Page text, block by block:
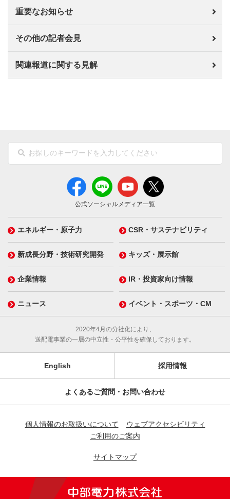
重要なお知らせ
その他の記者会見
関連報道に関する見解
公式ソーシャルメディア一覧
エネルギー・原子力 CSR・サステナビリティ
新成長分野・技術研究開発 キッズ・展示館
企業情報 IR・投資家向け情報
ニュース イベント・スポーツ・CM
2020年4月の分社化により、
送配電事業の一層の中立性・公平性を確保しております。
English 採用情報
よくあるご質問・お問い合わせ
個人情報のお取扱いについて
ウェブアクセシビリティ
ご利用のご案内
サイトマップ